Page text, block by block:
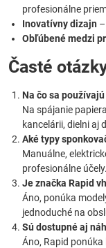
profesionálne
Inovatívny dizajn
Obľúbené medzi
Časté
Na čo sa
Na spájanie
kancelárii, dielni aj
Aké typy
Manuálne,
profesionálne účely.
Je značka Rapid
Áno, ponúka
jednoduché na
Sú dostupné aj
Áno, Rapid